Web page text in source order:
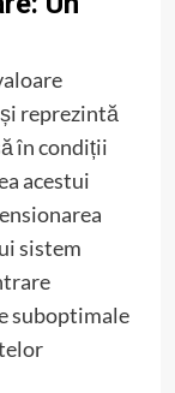
reprezintă
în condiții
acestui
sistem
suboptimale